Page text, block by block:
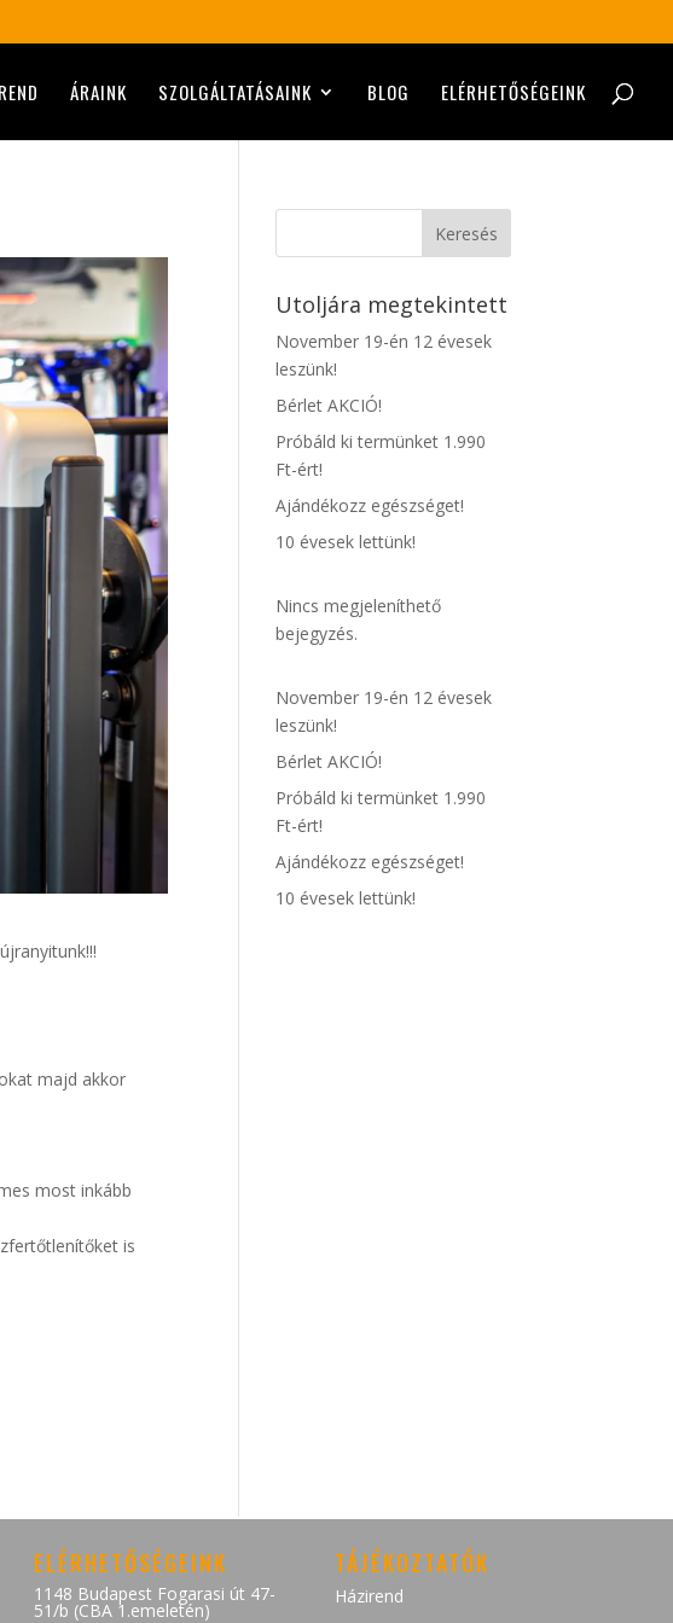
ÁRAINK SZOLGÁLTATÁSAINK BLOG ELÉRHETŐSÉGEINK
majd akkor
most inkább
is
Keresés
Utoljára megtekintett
November 19-én 12 évesek
leszünk!
Bérlet AKCIÓ!
Próbáld ki termünket 1.990
Ft-ért!
Ajándékozz egészséget!
10 évesek lettünk!
Nincs megjeleníthető
bejegyzés.
November 19-én 12 évesek
leszünk!
Bérlet AKCIÓ!
Próbáld ki termünket 1.990
Ft-ért!
Ajándékozz egészséget!
10 évesek lettünk!
ELÉRHETŐSÉGEINK
1148 Budapest Fogarasi út 47-
51/b (CBA 1.emeletén)
TÁJÉKOZTATÓK
Házirend